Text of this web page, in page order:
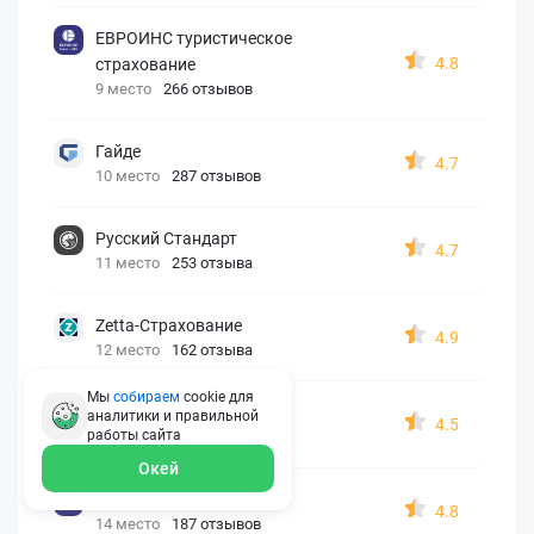
ЕВРОИНС туристическое
страхование
9 место 266 отзывов
4.8
Гайде
10 место 287 отзывов
4.7
Русский Стандарт
11 место 253 отзыва
4.7
Zetta-Страхование
12 место 162 отзыва
4.9
СберСтрахование
13 место 326 отзывов
4.5
14 место 187 отзывов
4.8
Мы собираем cookie для
аналитики и правильной
работы сайта
Окей